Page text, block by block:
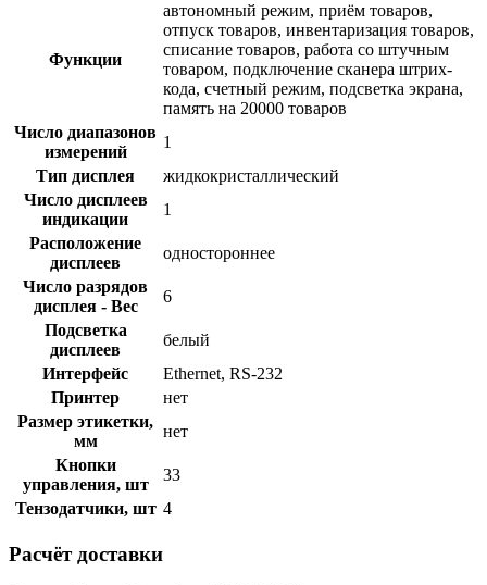
Функции
автономный режим, приём товаров,
отпуск товаров, инвентаризация товаров,
списание товаров, работа со штучным
товаром, подключение сканера штрих-
кода, счетный режим, подсветка экрана,
память на 20000 товаров
Число диапазонов
измерений
1
Тип дисплея
жидкокристаллический
Число дисплеев
индикации
1
Расположение
дисплеев
одностороннее
Число разрядов
дисплея - Вес
6
Подсветка
дисплеев
белый
Интерфейс
Ethernet, RS-232
Принтер
нет
Размер этикетки,
мм
нет
Кнопки
управления, шт
33
Тензодатчики, шт 4
Расчёт доставки